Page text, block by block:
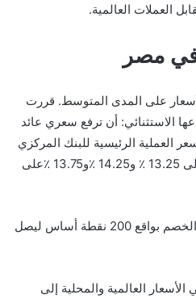
العملات العالمية.
في مصر
على المدى المتوسط. قررت
الاستثنائي: أن ترفع سعري عائد
العملية الرئيسية للبنك المركزي
بواقع 200 نقطة أساس ليصل الى 13.25 ٪ و14.25 ٪و13.75 ٪على
كما تم أيضا رفع سعر الائتمان والخصم بواقع 200 نقطة أساس ليصل
العالمية والمحلية إلى